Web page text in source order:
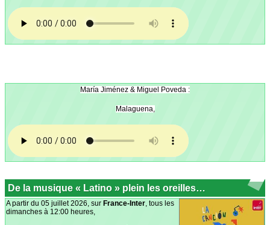
María Jiménez & Miguel Poveda :
Malaguena,
De la musique « Latino » plein les oreilles…
A partir du 05 juillet 2026, sur France-Inter, tous les
dimanches à 12:00 heures,